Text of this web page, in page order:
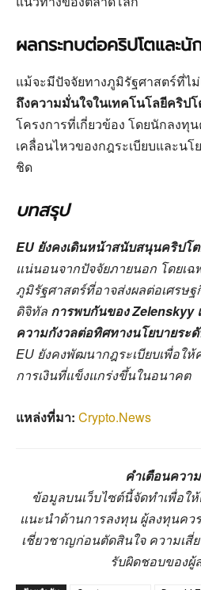
ผลกระทบต่อคริปโตและ
แม้จะมีปัจจัยทางภูมิรัฐศาสตร์ที่ไ
ถึงความมั่นใจในเทคโนโลยีคริป
โครงการที่เกี่ยวข้อง โดยนักลงทุ
เคลื่อนไหวของกฎระเบียบและนโ
ชิด
บทสรุป
EU ยังคงเดินหน้าสนับสนุนคริปโ
แน่นอนจากปัจจัยภายนอก โดยเฉ
ภูมิรัฐศาสตร์ที่อาจส่งผลต่อเศรษ
ดิจิทัล การพบกันของ Zelenskyy
ความกังวลต่อทิศทางนโยบายระ
EU ยังคงพัฒนากฎระเบียบเพื่อใ
การเงินที่แข็งแกร่งขึ้นในอนาคต
แหล่งที่มา: Crypto.News
คำเตือนควา
ข้อมูลบนเว็บไซต์นี้จัดทำเพื่อใ
แนะนำด้านการลงทุน ผู้ลงทุนค
เชี่ยวชาญก่อนตัดสินใจ ความเสี่
รับผิดชอบของผู้